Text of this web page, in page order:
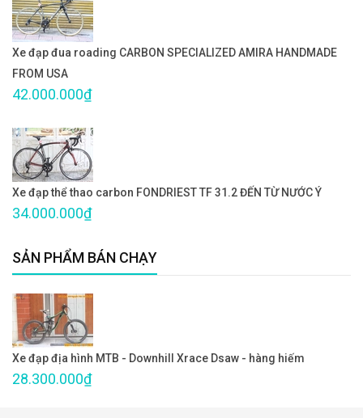
Xe đạp đua roading CARBON SPECIALIZED AMIRA HANDMADE
FROM USA
42.000.000₫
Xe đạp thể thao carbon FONDRIEST TF 31.2 ĐẾN TỪ NƯỚC Ý
34.000.000₫
SẢN PHẨM BÁN CHẠY
Xe đạp địa hình MTB - Downhill Xrace Dsaw - hàng hiếm
28.300.000₫